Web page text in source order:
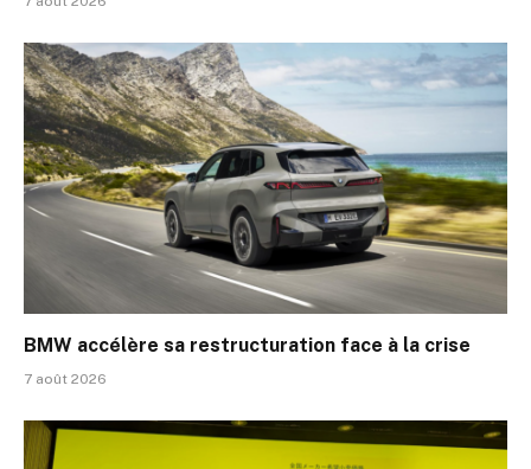
BMW accélère sa restructuration face à la crise
7 août 2026